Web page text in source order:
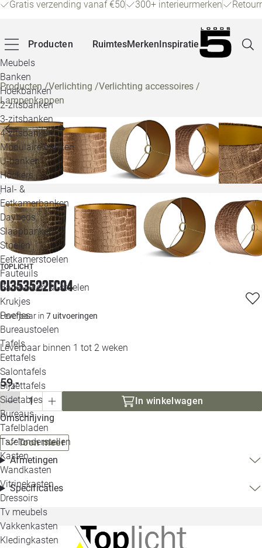
Gratis verzending vanaf €50 300+ interieurmerken
Producten
Meubels
Banken
Hoekbanken
2-zitsbanken
3-zitsbanken
4-zitsbanken
Modulaire banken
U-banken
Hockers
Hal- &
Eetkamerbanken
Daybeds
Slaapbanken
Stoelen
Eetkamerstoelen
Fauteuils
Barkrukken & -stoelen
Krukjes
Poefjes
Bureaustoelen
Tafels
Eettafels
Salontafels
Bijzettafels
Sidetables
Bureaus
Tafelbladen
Tafelonderstellen
Kasten
Wandkasten
Vitrinekasten
Dressoirs
Tv meubels
Vakkenkasten
Kledingkasten
RuimtesMerkenInspiratie
Producten/Verlichting /Verlichting accessoires /
Lampenkappen
TOPLICHT
CI353522FC04
Leverbaar in 7 uitvoeringen
Leverbaar binnen 1 tot 2 weken
59,-
In winkelwagen
Omschrijving
Toon meer
Afmetingen
Specificaties